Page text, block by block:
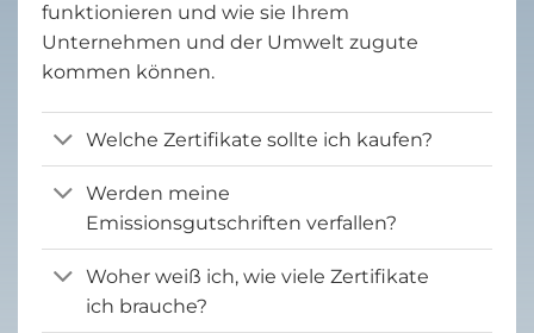
funktionieren und wie sie Ihrem
Unternehmen und der Umwelt zugute
kommen können.
Welche Zertifikate sollte ich kaufen?
Werden meine
Emissionsgutschriften verfallen?
Woher weiß ich, wie viele Zertifikate
ich brauche?